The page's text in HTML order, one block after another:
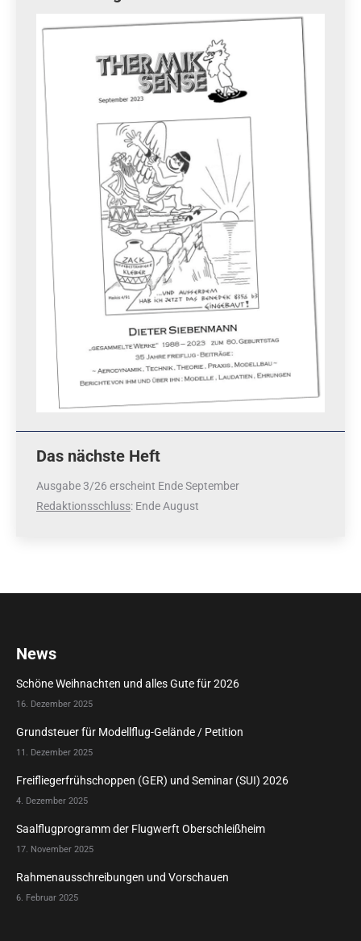
Das nächste Heft
Ausgabe 3/26 erscheint Ende September
Redaktionsschluss: Ende August
News
Schöne Weihnachten und alles Gute für 2026
16. Dezember 2025
Grundsteuer für Modellflug-Gelände / Petition
11. Dezember 2025
Freifliegerfrühschoppen (GER) und Seminar (SUI) 2026
4. Dezember 2025
Saalflugprogramm der Flugwerft Oberschleißheim
17. November 2025
Rahmenausschreibungen und Vorschauen
6. Februar 2025